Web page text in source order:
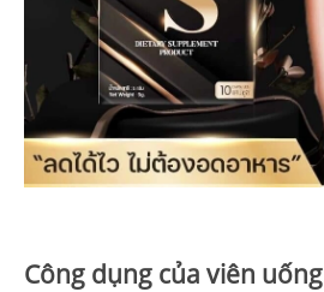
Công dụng của viên uống